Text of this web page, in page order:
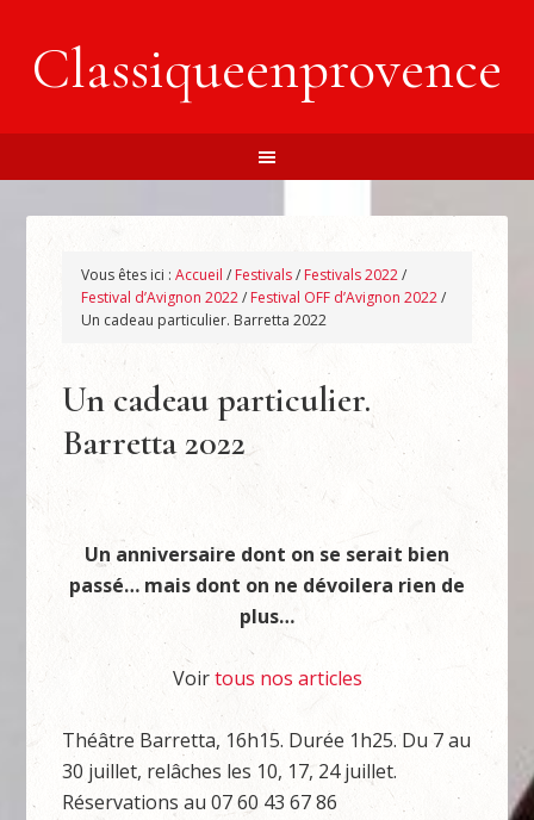
Classiqueenprovence
Vous êtes ici :Accueil / Festivals/ Festivals 2022/
Festival d’Avignon 2022/ Festival OFF d’Avignon 2022/
Un cadeau particulier. Barretta 2022
Un cadeau particulier.
Barretta 2022
Un anniversaire dont on se serait bien
passé… mais dont on ne dévoilera rien de
plus…
Voirtous nos articles
Théâtre Barretta, 16h15. Durée 1h25. Du 7 au
30 juillet, relâches les 10, 17, 24 juillet.
Réservations au 07 60 43 67 86